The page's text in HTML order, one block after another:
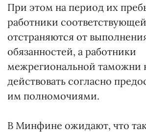
При этом на период их
работники
отстраняются от
обязанностей, а работники
межрегиональной таможни
действовать согласно
им полномочиями.
В Минфине ожидают, что